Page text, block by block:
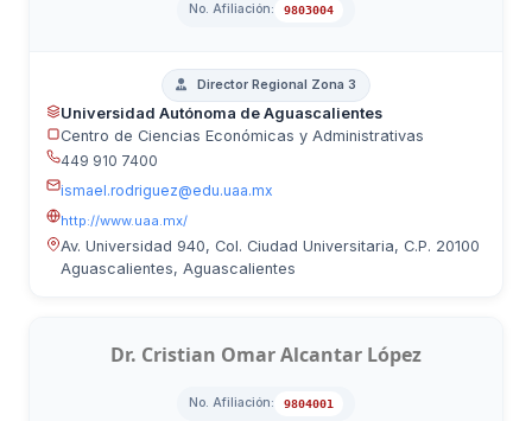
No. Afiliación: 9803004
Director Regional Zona 3
Universidad Autónoma de Aguascalientes
Centro de Ciencias Económicas y Administrativas
449 910 7400
ismael.rodriguez@edu.uaa.mx
http://www.uaa.mx/
Av. Universidad 940, Col. Ciudad Universitaria, C.P. 20100
Aguascalientes, Aguascalientes
Dr. Cristian Omar Alcantar López
No. Afiliación: 9804001